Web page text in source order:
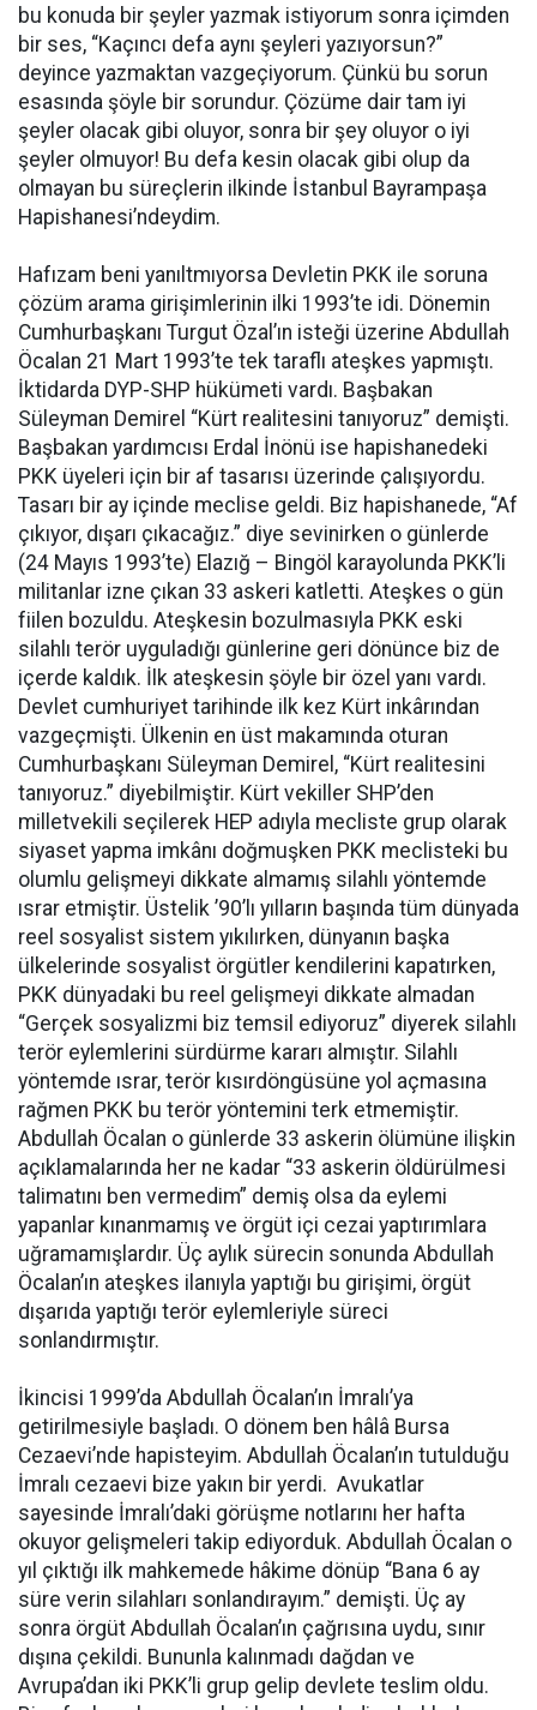
bu konuda bir şeyler yazmak istiyorum sonra içimden
bir ses, “Kaçıncı defa aynı şeyleri yazıyorsun?”
deyince yazmaktan vazgeçiyorum. Çünkü bu sorun
esasında şöyle bir sorundur. Çözüme dair tam iyi
şeyler olacak gibi oluyor, sonra bir şey oluyor o iyi
şeyler olmuyor! Bu defa kesin olacak gibi olup da
olmayan bu süreçlerin ilkinde İstanbul Bayrampaşa
Hapishanesi’ndeydim.
Hafızam beni yanıltmıyorsa Devletin PKK ile soruna
çözüm arama girişimlerinin ilki 1993’te idi. Dönemin
Cumhurbaşkanı Turgut Özal’ın isteği üzerine Abdullah
Öcalan 21 Mart 1993’te tek taraflı ateşkes yapmıştı.
İktidarda DYP-SHP hükümeti vardı. Başbakan
Süleyman Demirel “Kürt realitesini tanıyoruz” demişti.
Başbakan yardımcısı Erdal İnönü ise hapishanedeki
PKK üyeleri için bir af tasarısı üzerinde çalışıyordu.
Tasarı bir ay içinde meclise geldi. Biz hapishanede, “Af
çıkıyor, dışarı çıkacağız.” diye sevinirken o günlerde
(24 Mayıs 1993’te) Elazığ – Bingöl karayolunda PKK’li
militanlar izne çıkan 33 askeri katletti. Ateşkes o gün
fiilen bozuldu. Ateşkesin bozulmasıyla PKK eski
silahlı terör uyguladığı günlerine geri dönünce biz de
içerde kaldık. İlk ateşkesin şöyle bir özel yanı vardı.
Devlet cumhuriyet tarihinde ilk kez Kürt inkârından
vazgeçmişti. Ülkenin en üst makamında oturan
Cumhurbaşkanı Süleyman Demirel, “Kürt realitesini
tanıyoruz.” diyebilmiştir. Kürt vekiller SHP’den
milletvekili seçilerek HEP adıyla mecliste grup olarak
siyaset yapma imkânı doğmuşken PKK meclisteki bu
olumlu gelişmeyi dikkate almamış silahlı yöntemde
ısrar etmiştir. Üstelik ’90’lı yılların başında tüm dünyada
reel sosyalist sistem yıkılırken, dünyanın başka
ülkelerinde sosyalist örgütler kendilerini kapatırken,
PKK dünyadaki bu reel gelişmeyi dikkate almadan
“Gerçek sosyalizmi biz temsil ediyoruz” diyerek silahlı
terör eylemlerini sürdürme kararı almıştır. Silahlı
yöntemde ısrar, terör kısırdöngüsüne yol açmasına
rağmen PKK bu terör yöntemini terk etmemiştir.
Abdullah Öcalan o günlerde 33 askerin ölümüne ilişkin
açıklamalarında her ne kadar “33 askerin öldürülmesi
talimatını ben vermedim” demiş olsa da eylemi
yapanlar kınanmamış ve örgüt içi cezai yaptırımlara
uğramamışlardır. Üç aylık sürecin sonunda Abdullah
Öcalan’ın ateşkes ilanıyla yaptığı bu girişimi, örgüt
dışarıda yaptığı terör eylemleriyle süreci
sonlandırmıştır.
İkincisi 1999’da Abdullah Öcalan’ın İmralı’ya
getirilmesiyle başladı. O dönem ben hâlâ Bursa
Cezaevi’nde hapisteyim. Abdullah Öcalan’ın tutulduğu
İmralı cezaevi bize yakın bir yerdi. Avukatlar
sayesinde İmralı’daki görüşme notlarını her hafta
okuyor gelişmeleri takip ediyorduk. Abdullah Öcalan o
yıl çıktığı ilk mahkemede hâkime dönüp “Bana 6 ay
süre verin silahları sonlandırayım.” demişti. Üç ay
sonra örgüt Abdullah Öcalan’ın çağrısına uydu, sınır
dışına çekildi. Bununla kalınmadı dağdan ve
Avrupa’dan iki PKK’li grup gelip devlete teslim oldu.